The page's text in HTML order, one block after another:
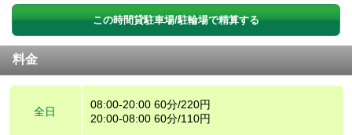
この時間貸駐車場/駐輪場で精算する
料金
全日
08:00-20:00 60分/220円
20:00-08:00 60分/110円